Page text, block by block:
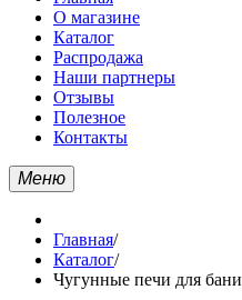
О магазине
Каталог
Распродажа
Наши партнеры
Отзывы
Полезное
Контакты
Меню
Главная/
Каталог/
Чугунные печи для бани